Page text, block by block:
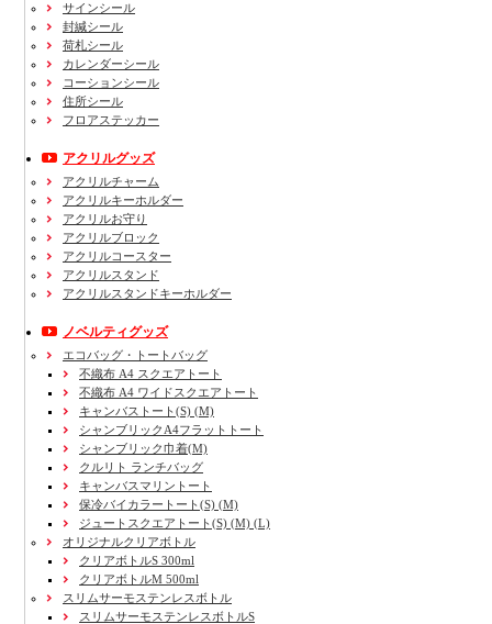
サインシール
封緘シール
荷札シール
カレンダーシール
コーションシール
住所シール
フロアステッカー
アクリルグッズ
アクリルチャーム
アクリルキーホルダー
アクリルお守り
アクリルブロック
アクリルコースター
アクリルスタンド
アクリルスタンドキーホルダー
ノベルティグッズ
エコバッグ・トートバッグ
不織布 A4 スクエアトート
不織布 A4 ワイドスクエアトート
キャンバストート(S) (M)
シャンブリックA4フラットトート
シャンブリック巾着(M)
クルリト ランチバッグ
キャンバスマリントート
保冷バイカラートート(S) (M)
ジュートスクエアトート(S) (M) (L)
オリジナルクリアボトル
クリアボトルS 300ml
クリアボトルM 500ml
スリムサーモステンレスボトル
スリムサーモステンレスボトルS